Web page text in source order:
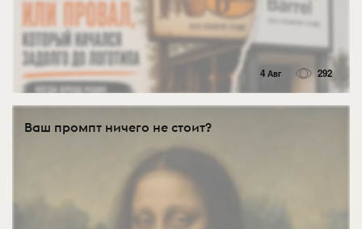
4 Авг 292
Ваш промпт ничего не стоит?